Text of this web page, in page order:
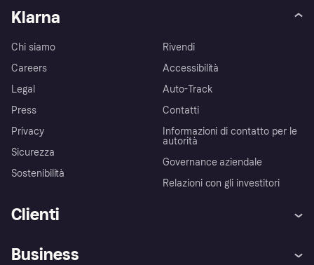
Klarna
Chi siamo
Careers
Legal
Press
Privacy
Sicurezza
Sostenibilità
Rivendi
Accessibilità
Auto-Track
Contatti
Informazioni di contatto per le
autorità
Governance aziendale
Relazioni con gli investitori
Clienti
Business